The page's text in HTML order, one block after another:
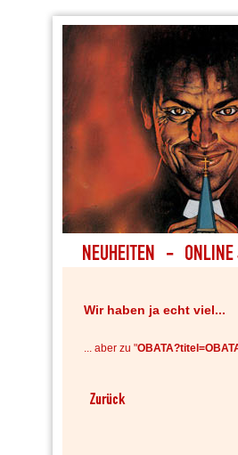
Wir haben ja echt viel...
... aber zu "